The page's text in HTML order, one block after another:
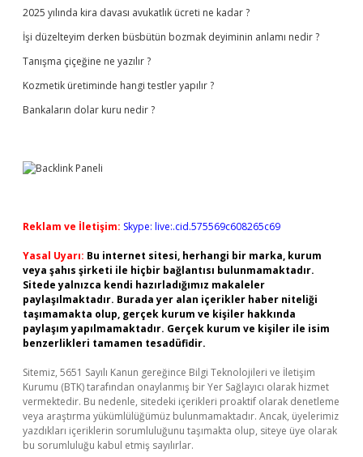
2025 yılında kira davası avukatlık ücreti ne kadar ?
İşi düzelteyim derken büsbütün bozmak deyiminin anlamı nedir ?
Tanışma çiçeğine ne yazılır ?
Kozmetik üretiminde hangi testler yapılır ?
Bankaların dolar kuru nedir ?
Reklam ve İletişim: Skype: live:.cid.575569c608265c69
Yasal Uyarı: Bu internet sitesi, herhangi bir marka, kurum
veya şahıs şirketi ile hiçbir bağlantısı bulunmamaktadır.
Sitede yalnızca kendi hazırladığımız makaleler
paylaşılmaktadır. Burada yer alan içerikler haber niteliği
taşımamakta olup, gerçek kurum ve kişiler hakkında
paylaşım yapılmamaktadır. Gerçek kurum ve kişiler ile isim
benzerlikleri tamamen tesadüfidir.
Sitemiz, 5651 Sayılı Kanun gereğince Bilgi Teknolojileri ve İletişim
Kurumu (BTK) tarafından onaylanmış bir Yer Sağlayıcı olarak hizmet
vermektedir. Bu nedenle, sitedeki içerikleri proaktif olarak denetleme
veya araştırma yükümlülüğümüz bulunmamaktadır. Ancak, üyelerimiz
yazdıkları içeriklerin sorumluluğunu taşımakta olup, siteye üye olarak
bu sorumluluğu kabul etmiş sayılırlar.